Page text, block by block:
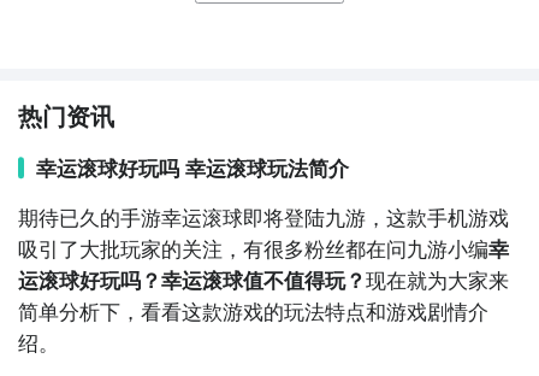
7. 《解谜迷宫》- 在错综复杂的迷宫中找到正确的路
径，解开谜题，挑战你的空间感知和解决问题的能力。
8. 《找茬游戏》- 观察两幅看似相同的图片，找出其中
的细微差别，锻炼你的注意力和观察力。
9. 《魔方》- 操控魔方的各个面，将其还原为统一的颜
色，挑战你的空间思维和手指灵活性。
热门资讯
幸运滚球好玩吗 幸运滚球玩法简介
期待已久的手游幸运滚球即将登陆九游，这款手机游戏
吸引了大批玩家的关注，有很多粉丝都在问九游小编幸
运滚球好玩吗？幸运滚球值不值得玩？现在就为大家来
简单分析下，看看这款游戏的玩法特点和游戏剧情介
绍。